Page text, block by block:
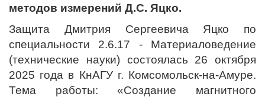
методов измерений Д.С. Яцко.
Защита Дмитрия Сергеевича Яцко по
специальности 2.6.17 - Материаловедение
(технические науки) состоялась 26 октября
2025 года в КнАГУ г. Комсомольск-на-Амуре.
Тема работы: «Создание магнитного